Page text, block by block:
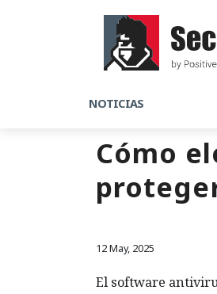
NOTICIAS
Cómo
12 May, 2025
El software